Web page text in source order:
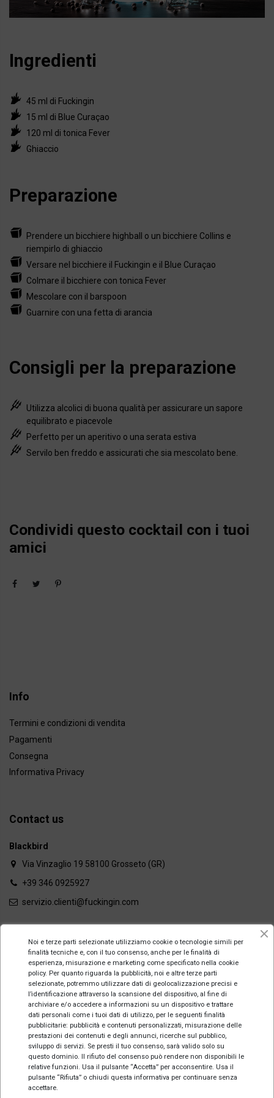
Ingredienti
45 ml di Fuckingin
15 ml di Blue Curaçao
120 ml di tonica Fever
Ghiaccio
Preparazione
Prendere un bicchiere highball o un bicchiere Collins e
riempirlo di ghiaccio
Versare nel bicchiere il Fuckingin e il Blue Curaçao
Colmare il bicchiere con tonica Fever
Mescolare con il barspoon
Guarnire con una fetta di arancia
Consigli per la preparazione
Utilizza alcolici di buona qualità per assicurare un sapore
equilibrato e piacevole
Perfetto per un aperitivo o una serata estiva
Servilo ben freddo e assicurati che sia mescolato bene.
Condividi questo cocktail con i tuoi
amici
Info
Termini e condizioni di vendita
Pagamenti
Consegna
Informativa Privacy
Contact us
Blackbird
Via Vinzaglio 19 58100 Grosseto (GR)
+39 346 0925927
servizio.clienti@fuckingin.com
Follow us
© 2023 -
2026 Blackbird Srl a socio unico - Via Vinzaglio 19 - 58100 Grosseto
- Italia
Noi e terze parti selezionate utilizziamo cookie o tecnologie simili per
finalità tecniche e, con il tuo consenso, anche per le finalità di
esperienza, misurazione e marketing come specificato nella cookie
policy. Per quanto riguarda la pubblicità, noi e altre terze parti
selezionate, potremmo utilizzare dati di geolocalizzazione precisi e
l’identificazione attraverso la scansione del dispositivo, al fine di
archiviare e/o accedere a informazioni su un dispositivo e trattare
dati personali come i tuoi dati di utilizzo, per le seguenti finalità
pubblicitarie: pubblicità e contenuti personalizzati, misurazione delle
prestazioni dei contenuti e degli annunci, ricerche sul pubblico,
sviluppo di servizi. Se presti il tuo consenso, sarà valido solo su
questo dominio. Il rifiuto del consenso può rendere non disponibili le
relative funzioni. Usa il pulsante “Accetta” per acconsentire. Usa il
pulsante “Rifiuta” o chiudi questa informativa per continuare senza
accettare.